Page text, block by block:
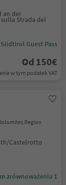
an der
Strada del
Südtirol Guest Pass
Od 150€
w tym podatek VAT
Region
Castelrotto
zrównoważenia 1